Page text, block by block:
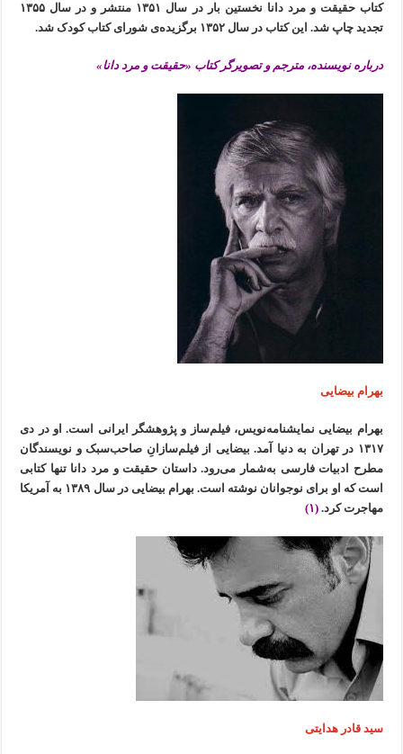
کتاب حقیقت و مرد دانا نخستین بار در سال ۱۳۵۱ منتشر و در سال ۱۳۵۵
تجدید چاپ شد. این کتاب در سال ۱۳۵۲ برگزیده‌ی شورای کتاب کودک شد.
درباره نویسنده، مترجم و تصویرگر کتاب «حقیقت و مرد دانا»
بهرام بیضایی
بهرام بیضایی نمایشنامه‌نویس، فیلم‌ساز و پژوهشگر ایرانی است. او در دی
۱۳۱۷ در تهران به دنیا آمد. بیضایی از فیلم‌سازانِ صاحب‌سبک و نویسندگان
مطرح ادبیات فارسی به‌شمار می‌رود. داستان حقیقت و مرد دانا تنها کتابی
است که او برای نوجوانان نوشته است. بهرام بیضایی در سال ۱۳۸۹ به آمریکا
مهاجرت کرد.(۱)
سید قادر هدایتی